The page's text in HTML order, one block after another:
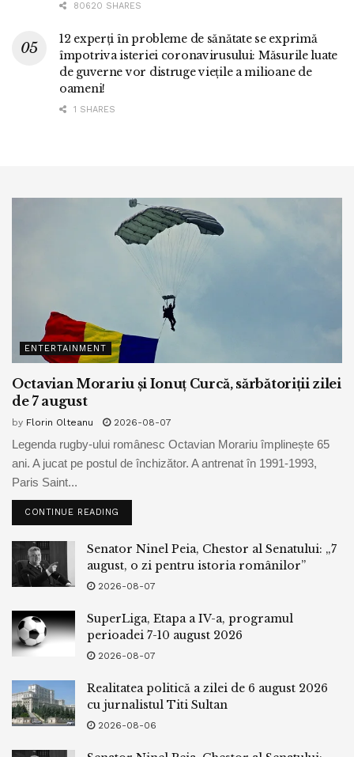
80620 SHARES
12 experți în probleme de sănătate se exprimă
împotriva isteriei coronavirusului: Măsurile luate
de guverne vor distruge viețile a milioane de
oameni!
1 SHARES
ENTERTAINMENT
Octavian Morariu și Ionuț Curcă, sărbătoriții zilei
de 7 august
by Florin Olteanu 2026-08-07
Legenda rugby-ului românesc Octavian Morariu împlinește 65
ani. A jucat pe postul de închizător. A antrenat în 1991-1993,
Paris Saint...
CONTINUE READING
Senator Ninel Peia, Chestor al Senatului: „7
august, o zi pentru istoria românilor”
2026-08-07
SuperLiga, Etapa a IV-a, programul
perioadei 7-10 august 2026
2026-08-07
Realitatea politică a zilei de 6 august 2026
cu jurnalistul Titi Sultan
2026-08-06